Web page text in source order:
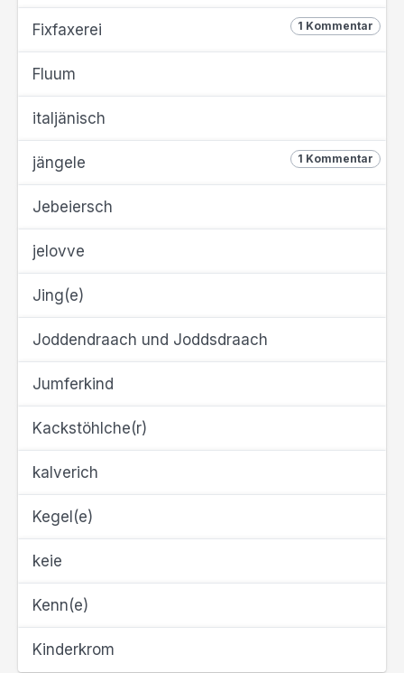
1 Kommentar
Fixfaxerei
Fluum
italjänisch
1 Kommentar
jängele
Jebeiersch
jelovve
Jing(e)
Joddendraach und Joddsdraach
Jumferkind
Kackstöhlche(r)
kalverich
Kegel(e)
keie
Kenn(e)
Kinderkrom